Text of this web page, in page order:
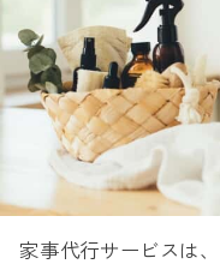
家事代行サービスは